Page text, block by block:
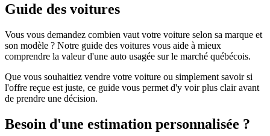
Guide des voitures
Vous vous demandez combien vaut votre voiture selon sa marque et
son modèle ? Notre guide des voitures vous aide à mieux
comprendre la valeur d'une auto usagée sur le marché québécois.
Que vous souhaitiez vendre votre voiture ou simplement savoir si
l'offre reçue est juste, ce guide vous permet d'y voir plus clair avant
de prendre une décision.
Besoin d'une estimation personnalisée ?